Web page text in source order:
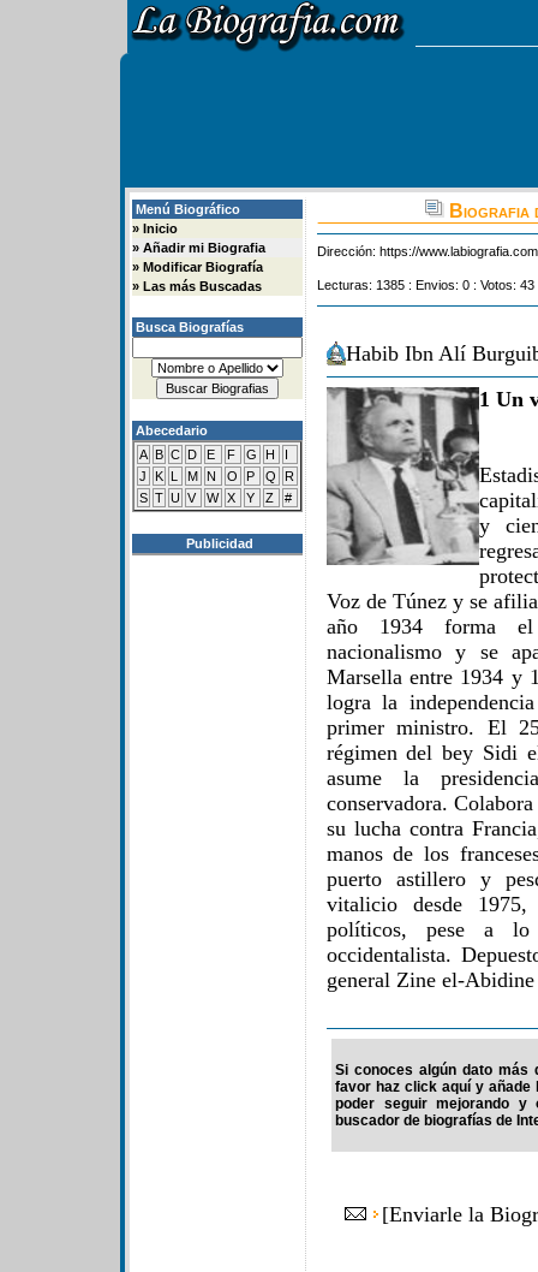
Menú Biográfico
» Inicio
» Añadir mi Biografia
» Modificar Biografía
» Las más Buscadas
Busca Biografías
Abecedario
A B C D E F G H
I
J
K L M N O P Q
R
S T U V W X Y Z #
Publicidad
Biografia
Dirección: https://
Lecturas: 1385 : Envios: 0 : Votos:
Habib Ibn Alí
1 Un
y
Voz de Túnez y se
año 1934 forma el
nacionalismo y se
Marsella entre 1934 y
logra la
primer ministro. El
régimen del bey Sidi
asume la
conservadora.
su lucha contra
manos de los
puerto astillero y
vitalicio desde
políticos, pese a lo
occidentalista.
general Zine el-
Si conoces algún dato más
favor haz click aquí y
poder seguir mejorando y
buscador de biografías de
[Enviarle la